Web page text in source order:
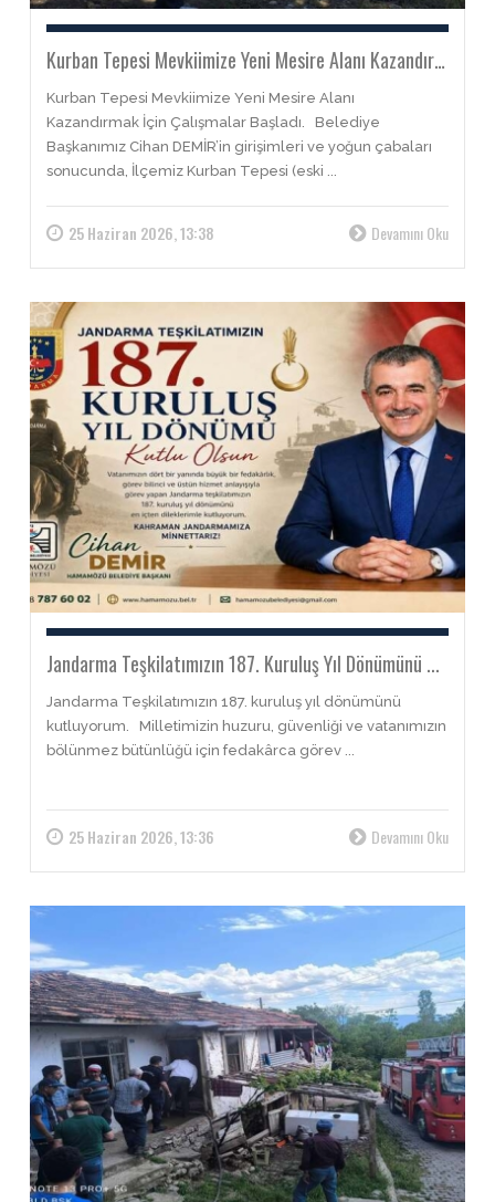
Kurban Tepesi Mevkiimize Yeni Mesire Alanı Kazandırmak ...
Kurban Tepesi Mevkiimize Yeni Mesire Alanı
Kazandırmak İçin Çalışmalar Başladı. Belediye
Başkanımız Cihan DEMİR’in girişimleri ve yoğun çabaları
sonucunda, İlçemiz Kurban Tepesi (eski ...
25 Haziran 2026, 13:38 Devamını Oku
Jandarma Teşkilatımızın 187. Kuruluş Yıl Dönümünü ...
Jandarma Teşkilatımızın 187. kuruluş yıl dönümünü
kutluyorum. Milletimizin huzuru, güvenliği ve vatanımızın
bölünmez bütünlüğü için fedakârca görev ...
25 Haziran 2026, 13:36 Devamını Oku